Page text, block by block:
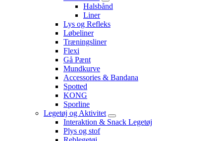
Halsbånd
Liner
Lys og Refleks
Løbeliner
Træningsliner
Flexi
Gå Pænt
Mundkurve
Accessories & Bandana
Spotted
KONG
Sporline
Legetøj og Aktivitet
Interaktion & Snack Legetøj
Plys og stof